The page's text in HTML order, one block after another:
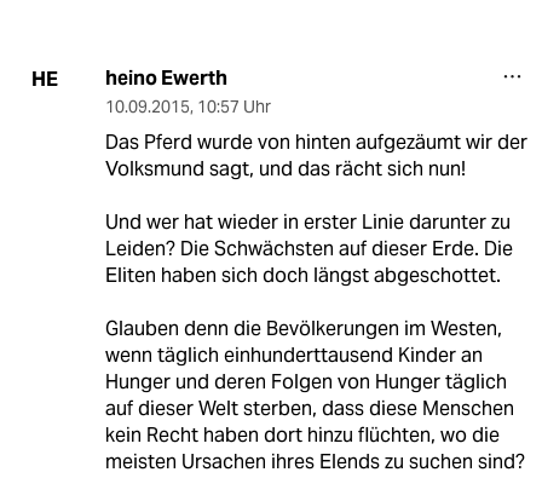
HE heino Ewerth
10.09.2015, 10:57 Uhr
Das Pferd wurde von hinten aufgezäumt wir der
Volksmund sagt, und das rächt sich nun!
Und wer hat wieder in erster Linie darunter zu
Leiden? Die Schwächsten auf dieser Erde. Die
Eliten haben sich doch längst abgeschottet.
Glauben denn die Bevölkerungen im Westen,
wenn täglich einhunderttausend Kinder an
Hunger und deren Folgen von Hunger täglich
auf dieser Welt sterben, dass diese Menschen
kein Recht haben dort hinzu flüchten, wo die
meisten Ursachen ihres Elends zu suchen sind?